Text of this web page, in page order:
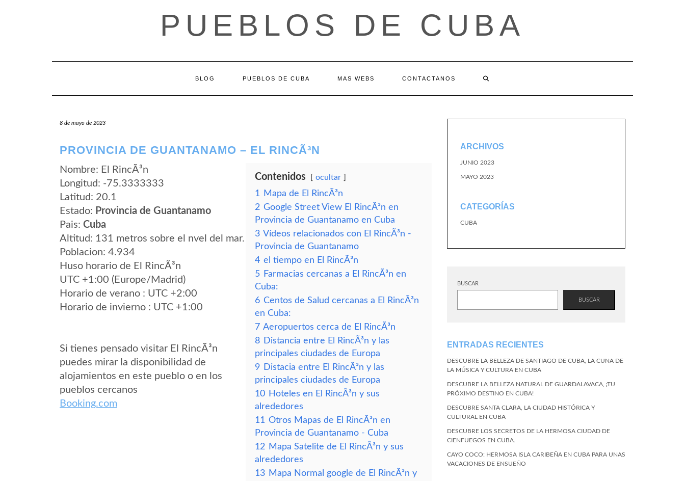
PUEBLOS DE CUBA
BLOG PUEBLOS DE CUBA MAS WEBS CONTACTANOS
8 de mayo de 2023
PROVINCIA DE GUANTANAMO – EL RINCÃ³N
Nombre: El RincÃ³n
Longitud: -75.3333333
Latitud: 20.1
Estado: Provincia de Guantanamo
Pais: Cuba
Altitud: 131 metros sobre el nvel del mar.
Poblacion: 4.934
Huso horario de El RincÃ³n
UTC +1:00 (Europe/Madrid)
Horario de verano : UTC +2:00
Horario de invierno : UTC +1:00
Si tienes pensado visitar El RincÃ³n
puedes mirar la disponibilidad de
alojamientos en este pueblo o en los
pueblos cercanos
Booking.com
Contenidos ocultar
1
Mapa de El RincÃ³n
2 Google Street View El RincÃ³n en
Provincia de Guantanamo en Cuba
3 Vídeos relacionados con El RincÃ³n -
Provincia de Guantanamo
4 el tiempo en El RincÃ³n
5 Farmacias cercanas a El RincÃ³n en
Cuba:
6 Centos de Salud cercanas a El RincÃ³n
en Cuba:
7 Aeropuertos cerca de El RincÃ³n
8 Distancia entre El RincÃ³n y las
principales ciudades de Europa
9 Distacia entre El RincÃ³n y las
principales ciudades de Europa
10 Hoteles en El RincÃ³n y sus
alrededores
11 Otros Mapas de El RincÃ³n en
Provincia de Guantanamo - Cuba
12 Mapa Satelite de El RincÃ³n y sus
alrededores
13 Mapa Normal google de El RincÃ³n y
ARCHIVOS
JUNIO 2023
MAYO 2023
CATEGORÍAS
CUBA
BUSCAR
BUSCAR
ENTRADAS RECIENTES
DESCUBRE LA BELLEZA DE SANTIAGO DE CUBA, LA CUNA DE
LA MÚSICA Y CULTURA EN CUBA
DESCUBRE LA BELLEZA NATURAL DE GUARDALAVACA, ¡TU
PRÓXIMO DESTINO EN CUBA!
DESCUBRE SANTA CLARA, LA CIUDAD HISTÓRICA Y
CULTURAL EN CUBA
DESCUBRE LOS SECRETOS DE LA HERMOSA CIUDAD DE
CIENFUEGOS EN CUBA.
CAYO COCO: HERMOSA ISLA CARIBEÑA EN CUBA PARA UNAS
VACACIONES DE ENSUEÑO